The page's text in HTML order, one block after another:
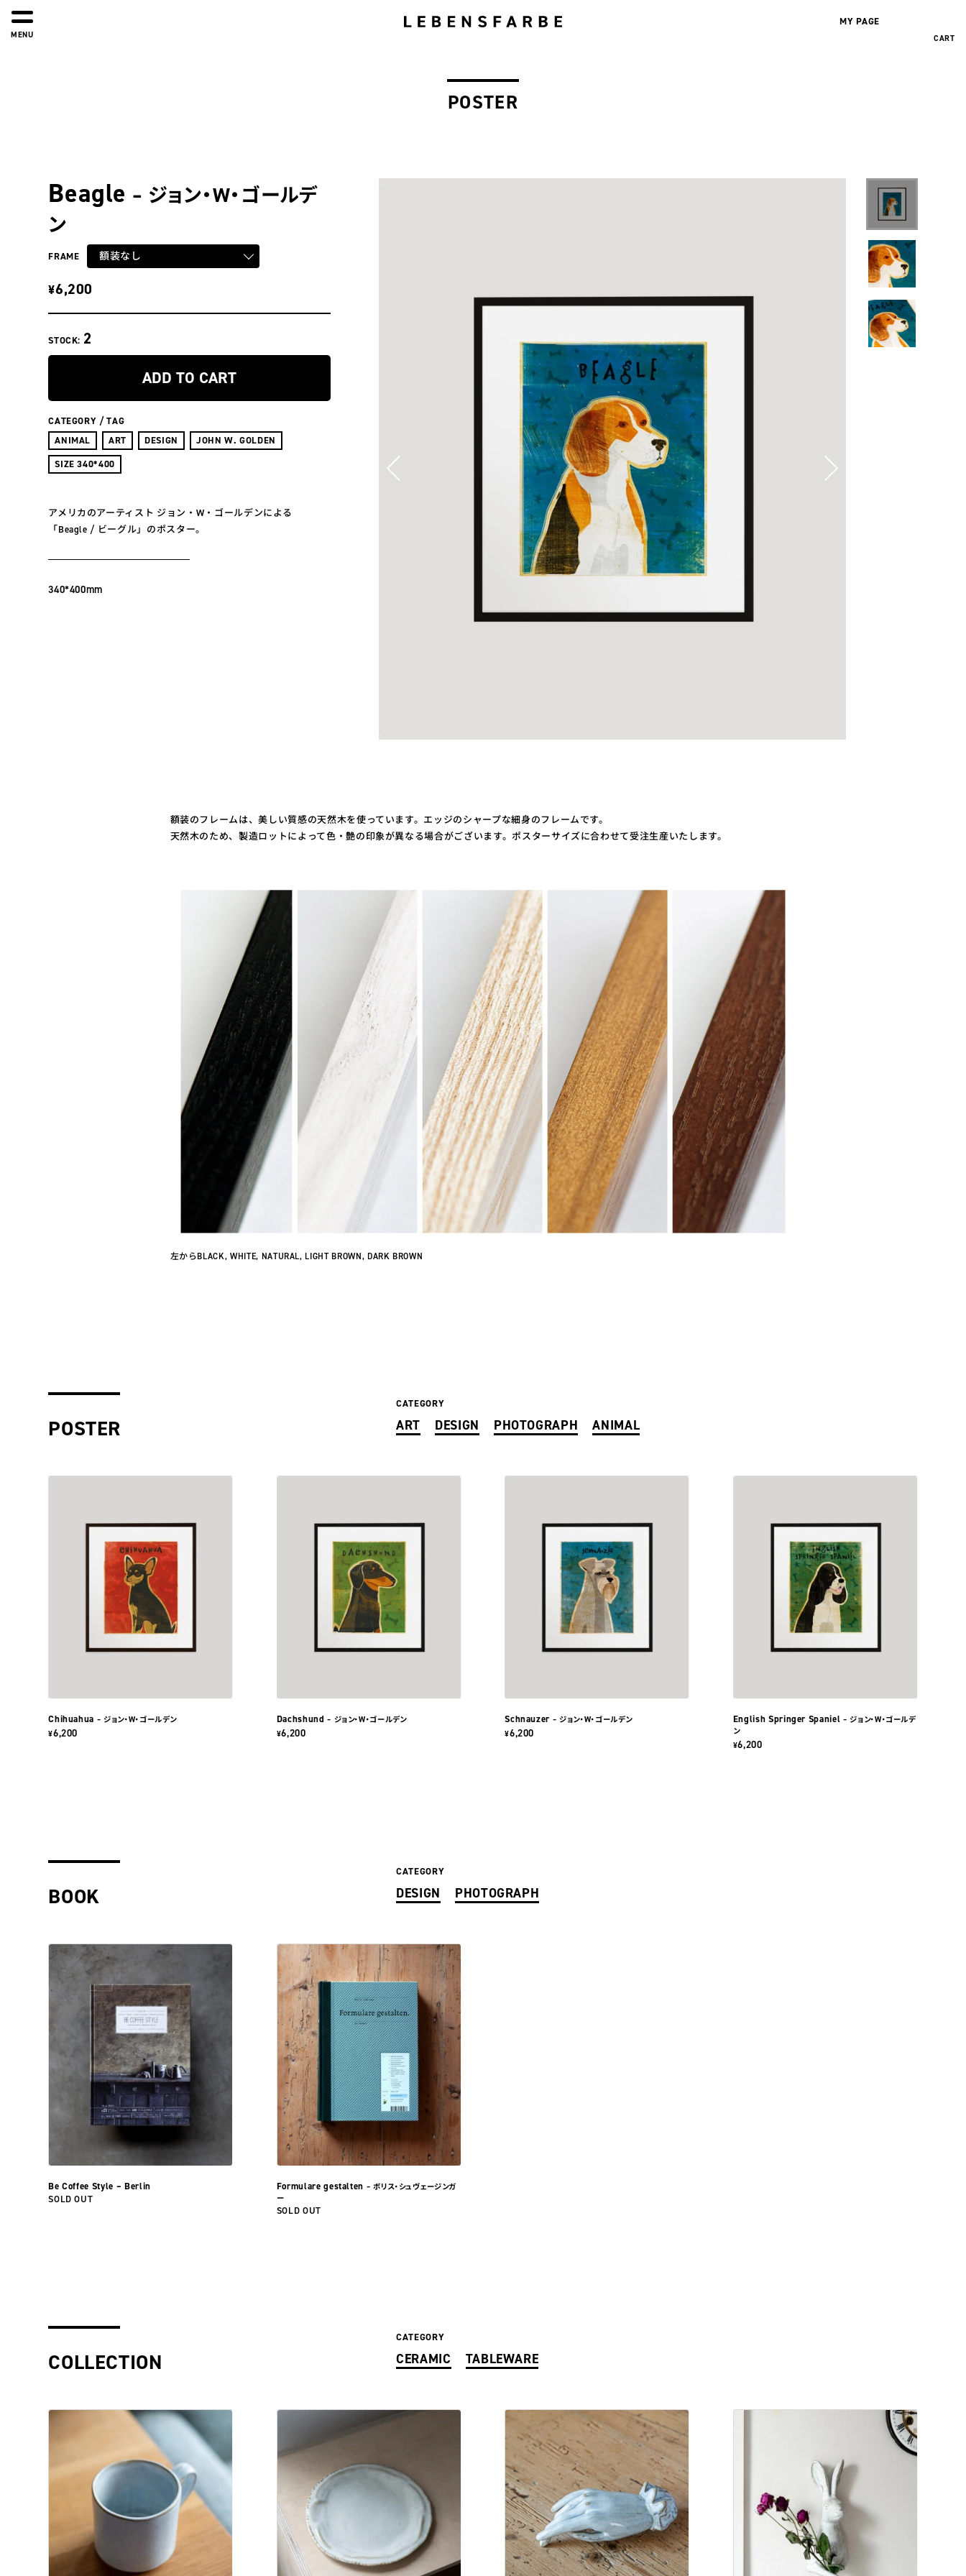
MY PAGE
CART
MENU
POSTER
Beagle – ジョン・W・ゴールデ
ン
FRAME 額装なし
¥6,200
STOCK: 2
ADD TO CART
CATEGORY / TAG
ANIMAL
ART DESIGN
JOHN W. GOLDEN
SIZE 340*400
アメリカのアーティスト ジョン・W・ゴールデンによる
「Beagle / ビーグル」のポスター。
340*400mm
額装のフレームは、美しい質感の天然木を使っています。エッジのシャープな細身のフレームです。
天然木のため、製造ロットによって色・艶の印象が異なる場合がございます。ポスターサイズに合わせて受注生産いたします。
左からBLACK, WHITE, NATURAL, LIGHT BROWN, DARK BROWN
POSTER
Chihuahua – ジョン・W・ゴールデン
¥6,200
Dachshund – ジョン・W・ゴールデン
¥6,200
Schnauzer – ジョン・W・ゴールデン
¥6,200
English Springer Spaniel – ジョン・W・ゴールデ
ン
¥6,200
CATEGORY
ART DESIGN PHOTOGRAPH ANIMAL
BOOK
Be Coffee Style – Berlin
SOLD OUT
Formulare gestalten – ボリス・シュヴェージンガ
ー
SOLD OUT
CATEGORY
DESIGN PHOTOGRAPH
COLLECTION
CATEGORY
CERAMIC TABLEWARE